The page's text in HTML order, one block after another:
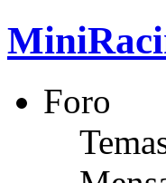
Foro